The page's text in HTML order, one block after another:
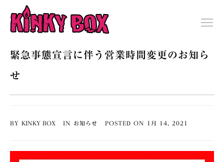
緊急事態宣言に伴う営業時間変更のお知ら
せ
BY KINKY BOX IN お知らせ POSTED ON 1月 14 2021